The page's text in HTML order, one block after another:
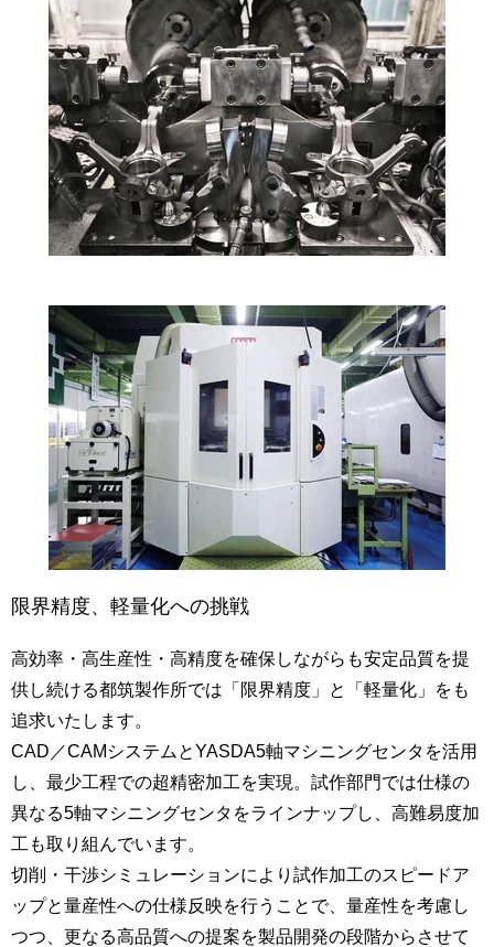
限界精度、軽量化への挑戦
高効率・高生産性・高精度を確保しながらも安定品質を提
供し続ける都筑製作所では「限界精度」と「軽量化」をも
追求いたします。
CAD／CAMシステムとYASDA5軸マシニングセンタを活用
し、最少工程での超精密加工を実現。試作部門では仕様の
異なる5軸マシニングセンタをラインナップし、高難易度加
工も取り組んでいます。
切削・干渉シミュレーションにより試作加工のスピードア
ップと量産性への仕様反映を行うことで、量産性を考慮し
つつ、更なる高品質への提案を製品開発の段階からさせて